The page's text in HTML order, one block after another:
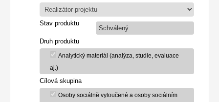
Stav produktu
Schválený
Druh produktu
Analytický materiál (analýza, studie, evaluace
aj.)
Cílová skupina
Osoby sociálně vyloučené a osoby sociálním